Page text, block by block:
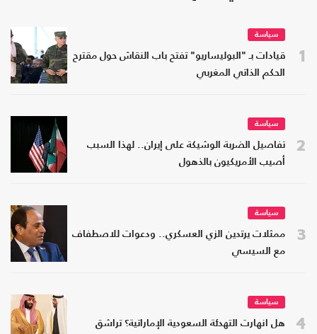
1
سياسة
قيادات بـ "البوليساريو" تفتح باب النقاش حول مقترح
الحكم الذاتي المغربي
2
سياسة
تفاصيل الضربة الوشيكة على إيران.. لهذا السبب
أصيب الأمريكيون بالذهول
3
سياسة
ممثلات يرتدين الزي العسكري.. ودعوات للاصطفاف
مع السيسي
4
سياسة
هل انهارت التهدئة السعودية الإماراتية؟ تراشق